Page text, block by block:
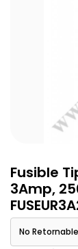
Fusible
3Amp,
No Retornable